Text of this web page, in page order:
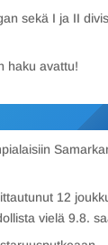
sekä I ja II
haku avattu!
12
vielä 9.8.